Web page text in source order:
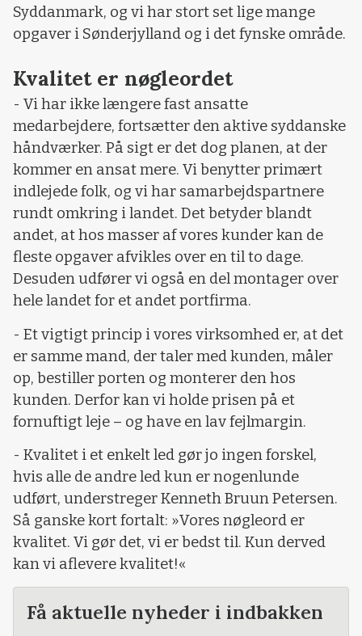
Syddanmark, og vi har stort set lige mange
opgaver i Sønderjylland og i det fynske område.
Kvalitet er nøgleordet
- Vi har ikke længere fast ansatte
medarbejdere, fortsætter den aktive syddanske
håndværker. På sigt er det dog planen, at der
kommer en ansat mere. Vi benytter primært
indlejede folk, og vi har samarbejdspartnere
rundt omkring i landet. Det betyder blandt
andet, at hos masser af vores kunder kan de
fleste opgaver afvikles over en til to dage.
Desuden udfører vi også en del montager over
hele landet for et andet portfirma.
- Et vigtigt princip i vores virksomhed er, at det
er samme mand, der taler med kunden, måler
op, bestiller porten og monterer den hos
kunden. Derfor kan vi holde prisen på et
fornuftigt leje – og have en lav fejlmargin.
- Kvalitet i et enkelt led gør jo ingen forskel,
hvis alle de andre led kun er nogenlunde
udført, understreger Kenneth Bruun Petersen.
Så ganske kort fortalt: »Vores nøgleord er
kvalitet. Vi gør det, vi er bedst til. Kun derved
kan vi aflevere kvalitet!«
Få aktuelle nyheder i indbakken